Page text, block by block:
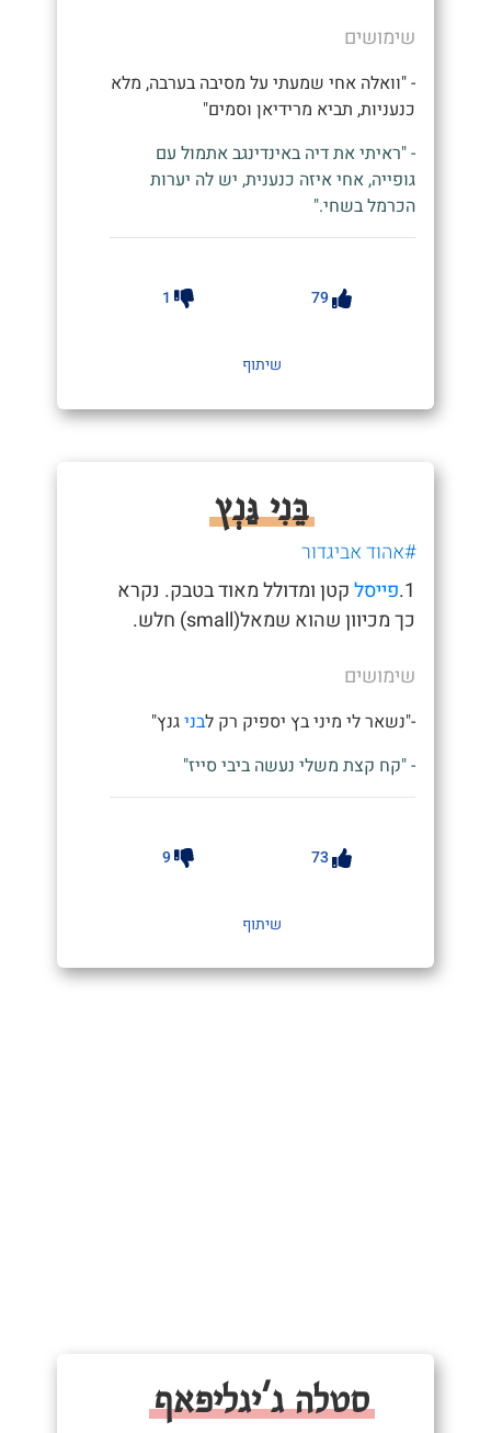
שימושים
- "וואלה אחי שמעתי על מסיבה בערבה, מלא
כנעניות, תביא מרידיאן וסמים"
- "ראיתי את דיה באינדינגב אתמול עם
גופייה, אחי איזה כנענית, יש לה יערות
הכרמל בשחי."
79
1
שיתוף
בֵּנִי גַּנְץ
#אהוד אביגדור
1. פייסלקטן ומדולל מאוד בטבק. נקרא
כך מכיוון שהוא שמאל(small) חלש.
שימושים
-"נשאר לי מיני בץ יספיק רק לבניגנץ"
- "קח קצת משלי נעשה ביבי סייז"
73
9
שיתוף
סטלה ג'יגליפאף